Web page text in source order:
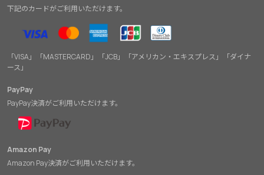
下記のカードがご利用いただけます。
「VISA」「MASTERCARD」「JCB」「アメリカン・エキスプレス」「ダイナ
ース」
PayPay
PayPay決済がご利用いただけます。
Amazon Pay
Amazon Pay決済がご利用いただけます。